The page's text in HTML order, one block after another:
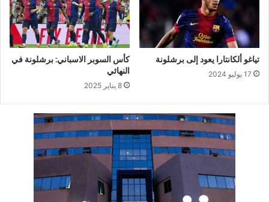
تياغو ألكانتارا يعود إلى برشلونة
17 يوليو 2024
كأس السوبر الاسباني: برشلونة في
النهائي
8 يناير 2025